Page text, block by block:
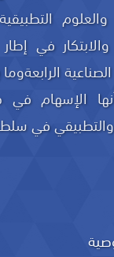
والعلوم
في
الإسهام
والتطبيقي في